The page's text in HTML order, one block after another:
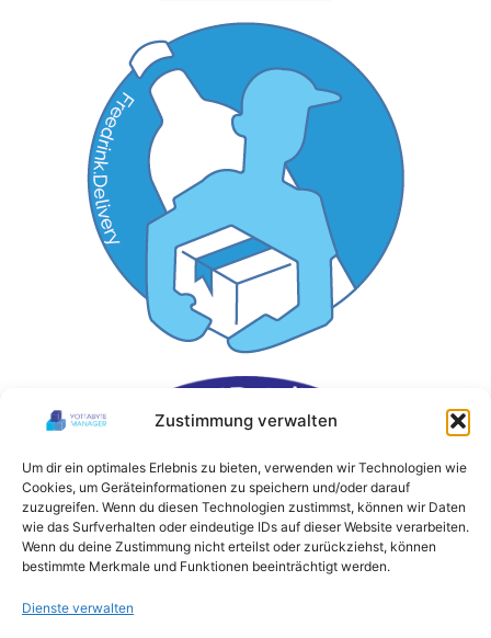
Zustimmung verwalten
Um dir ein optimales Erlebnis zu bieten, verwenden wir Technologien wie
Cookies, um Geräteinformationen zu speichern und/oder darauf
zuzugreifen. Wenn du diesen Technologien zustimmst, können wir Daten
wie das Surfverhalten oder eindeutige IDs auf dieser Website verarbeiten.
Wenn du deine Zustimmung nicht erteilst oder zurückziehst, können
bestimmte Merkmale und Funktionen beeinträchtigt werden.
Dienste verwalten